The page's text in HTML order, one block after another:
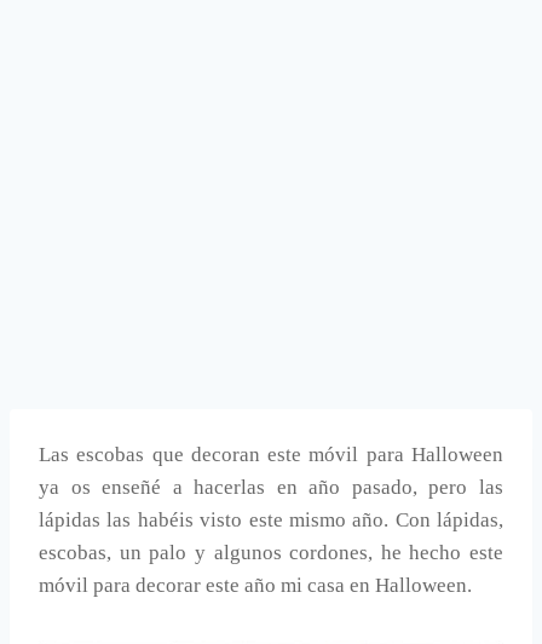
Las escobas que decoran este móvil para Halloween
ya os enseñé a hacerlas en año pasado, pero las
lápidas las habéis visto este mismo año. Con lápidas,
escobas, un palo y algunos cordones, he hecho este
móvil para decorar este año mi casa en Halloween.